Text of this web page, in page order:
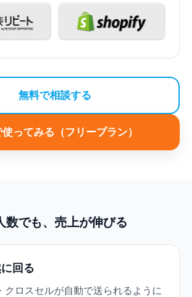
無料で相談する
ってみる（フリープラン）
数でも、売上が伸びる
回る
クロスセルが自動で送られるように